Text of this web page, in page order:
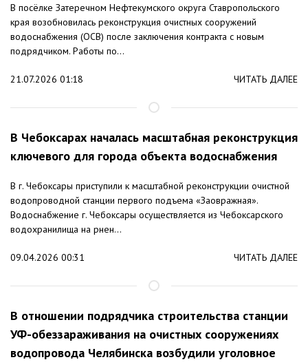
В посёлке Затеречном Нефтекумского округа Ставропольского
края возобновилась реконструкция очистных сооружений
водоснабжения (ОСВ) после заключения контракта с новым
подрядчиком. Работы по...
21.07.2026 01:18 ЧИТАТЬ ДАЛЕЕ
В Чебоксарах началась масштабная реконструкция
ключевого для города объекта водоснабжения
В г. Чебоксары приступили к масштабной реконструкции очистной
водопроводной станции первого подъема «Заовражная».
Водоснабжение г. Чебоксары осуществляется из Чебоксарского
водохранилища на рнен...
09.04.2026 00:31 ЧИТАТЬ ДАЛЕЕ
В отношении подрядчика строительства станции
УФ-обеззараживания на очистных сооружениях
водопровода Челябинска возбудили уголовное